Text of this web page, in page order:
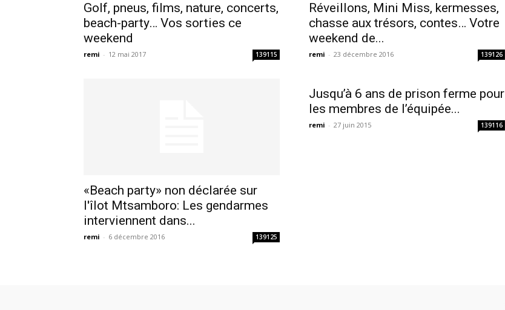
Golf, pneus, films, nature, concerts,
beach-party… Vos sorties ce
weekend
remi - 12 mai 2017 139115
Réveillons, Mini Miss, kermesses,
chasse aux trésors, contes… Votre
weekend de...
remi - 23 décembre 2016 139126
«Beach party» non déclarée sur
l'îlot Mtsamboro: Les gendarmes
interviennent dans...
remi - 6 décembre 2016 139125
Jusqu’à 6 ans de prison ferme pour
les membres de l’équipée...
remi - 27 juin 2015 139116